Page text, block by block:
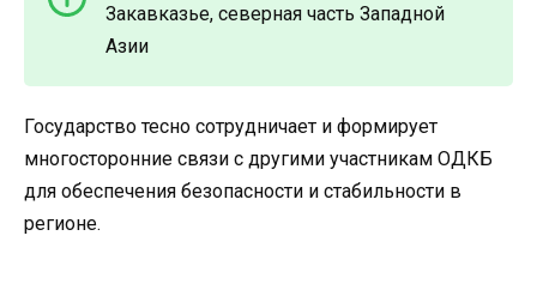
Закавказье, северная часть Западной
Азии
Государство тесно сотрудничает и формирует
многосторонние связи с другими участникам ОДКБ
для обеспечения безопасности и стабильности в
регионе.